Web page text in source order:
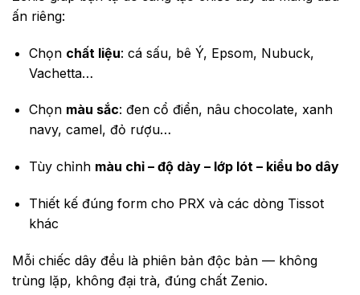
ấn riêng:
Chọn chất liệu: cá sấu, bê Ý, Epsom, Nubuck,
Vachetta…
Chọn màu sắc: đen cổ điển, nâu chocolate, xanh
navy, camel, đỏ rượu…
Tùy chỉnh màu chỉ – độ dày – lớp lót – kiểu bo dây
Thiết kế đúng form cho PRX và các dòng Tissot
khác
Mỗi chiếc dây đều là phiên bản độc bản — không
trùng lặp, không đại trà, đúng chất Zenio.